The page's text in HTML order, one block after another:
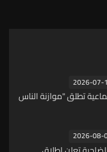
2026-07-
تطلق "موازنة الناس
2026-08-